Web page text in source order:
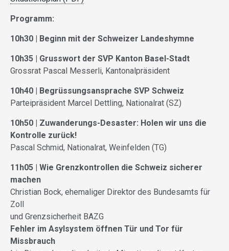
Programm:
10h30 | Beginn mit der Schweizer Landeshymne
10h35 | Grusswort der SVP Kanton Basel-Stadt
Grossrat Pascal Messerli, Kantonalpräsident
10h40 | Begrüssungsansprache SVP Schweiz
Parteipräsident Marcel Dettling, Nationalrat (SZ)
10h50 | Zuwanderungs-Desaster: Holen wir uns die
Kontrolle zurück!
Pascal Schmid, Nationalrat, Weinfelden (TG)
11h05 | Wie Grenzkontrollen die Schweiz sicherer
machen
Christian Bock, ehemaliger Direktor des Bundesamts für
Zoll
und Grenzsicherheit BAZG
Fehler im Asylsystem öffnen Tür und Tor für
Missbrauch